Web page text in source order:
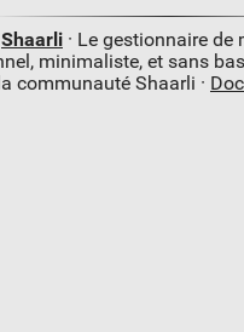
Shaarli· Le gestionnaire de
minimaliste, et sans
communauté Shaarli ·